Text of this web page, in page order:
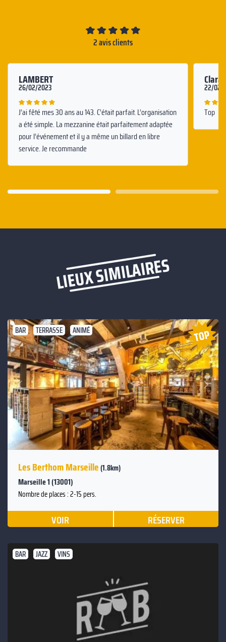
2 avis clients
LAMBERT
26/02/2023
J’ai fêté mes 30 ans au 143. C’était parfait. L’organisation
a été simple. La mezzanine était parfaitement adaptée
pour l’événement et il y a même un billard en libre
service. Je recommande
Clara
22/02/
Top
LIEUX SIMILAIRES
BAR TERRASSE ANIMÉ
Précédent
Suivant
Les Berthom Marseille(1.8km)
Marseille 1 (13001)
Nombre de places : 2-15 pers.
VOIR RÉSERVER
BAR JAZZ VINS